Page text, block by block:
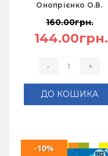
Онопрієнко О.В.
160.00грн.
144.00грн.
- +
ДО КОШИКА
-10%